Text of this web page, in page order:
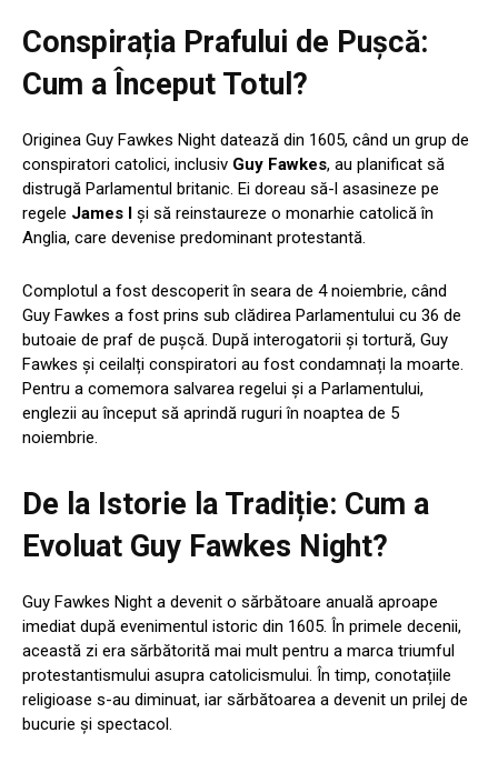
Conspirația Prafului de Pușcă:
Cum a Început Totul?
Originea Guy Fawkes Night datează din 1605, când un grup de
conspiratori catolici, inclusiv Guy Fawkes, au planificat să
distrugă Parlamentul britanic. Ei doreau să-l asasineze pe
regele James I
și să reinstaureze o monarhie catolică în
Anglia, care devenise predominant protestantă.
Complotul a fost descoperit în seara de 4 noiembrie, când
Guy Fawkes a fost prins sub clădirea Parlamentului cu 36 de
butoaie de praf de pușcă. După interogatorii și tortură, Guy
Fawkes și ceilalți conspiratori au fost condamnați la moarte.
Pentru a comemora salvarea regelui și a Parlamentului,
englezii au început să aprindă ruguri în noaptea de 5
noiembrie.
De la Istorie la Tradiție: Cum a
Evoluat Guy Fawkes Night?
Guy Fawkes Night a devenit o sărbătoare anuală aproape
imediat după evenimentul istoric din 1605. În primele decenii,
această zi era sărbătorită mai mult pentru a marca triumful
protestantismului asupra catolicismului. În timp, conotațiile
religioase s-au diminuat, iar sărbătoarea a devenit un prilej de
bucurie și spectacol.